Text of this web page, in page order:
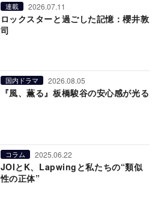
連載 2026.07.11
ロックスターと過ごした記憶：櫻井敦
司
国内ドラマ 2026.08.05
『風、薫る』板橋駿谷の安心感が光る
コラム 2025.06.22
JOIとK、Lapwingと私たちの“類似
性の正体”